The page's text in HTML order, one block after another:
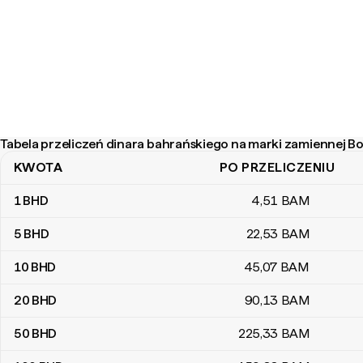
Tabela przeliczeń dinara bahrańskiego na marki zamiennej
Tabela przeliczeń dinara bahrańskiego na marki zamiennej Bośni i
KWOTA PO PRZELICZENIU
1BHD 4,51 BAM
5 BHD 22,53 BAM
10 BHD 45,07 BAM
20 BHD 90,13 BAM
50 BHD 225,33 BAM